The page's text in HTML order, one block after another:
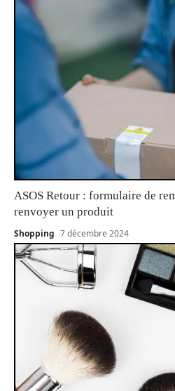
ASOS Retour : formulaire de
renvoyer un produit
Shopping 7 décembre 2024